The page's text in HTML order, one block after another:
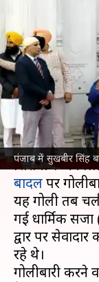
पंजाब में सुखबीर सिंह
पंजाब:
रहे पूर्व
बादल पर
गजेंद्र Dec 04,
क्या है खबर?
पंजाबके अमृतसर
शिरोमणि
बादलपर
यह गोली तब
गई धार्मिक
द्वार पर
रहे थे।
गोलीबारी करने